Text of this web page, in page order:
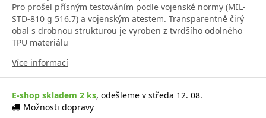
Pro prošel přísným testováním podle vojenské normy (MIL-
STD-810 g 516.7) a vojenským atestem. Transparentně čirý
obal s drobnou strukturou je vyroben z tvrdšího odolného
TPU materiálu
Více informací
E-shop skladem 2 ks, odešleme v středa 12. 08.
Možnosti dopravy